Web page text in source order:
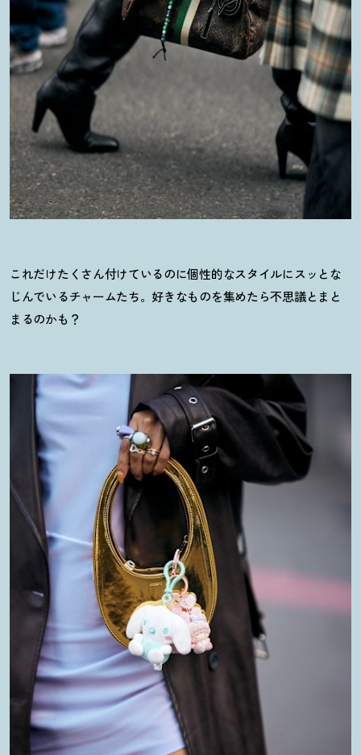
これだけたくさん付けているのに個性的なスタイルにスッとな
じんでいるチャームたち。好きなものを集めたら不思議とまと
まるのかも ？